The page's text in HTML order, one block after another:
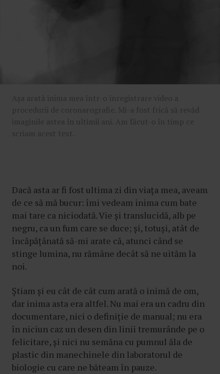
Așa arată inima mea într-o înregistrare video a
procedurii de coronarografie. Mi-a fost frică să revăd
imaginile astea în ultimii ani. Am făcut-o în timp ce
scriam acest text.
Dacă asta ar fi fost ultima zi din viața mea, aveam
de ce să mă bucur: îmi vedeam inima cum bate
mai tare ca niciodată. Vie și translucidă, alb pe
negru, ca un fum care se duce; și, totuși, atât de
încăpățânată să-mi arate că, atunci când se
stinge lumina, nu rămâne decât să ne uităm la
noi.
Știam și eu cât de cât cum arată o inimă de om,
dar inima asta era altfel. Nu mai era un cadru din
documentare, nici o definiție de manual; nu era
în niciun caz un desen din linii tremurânde pe o
felicitare, și nici nu semăna cu pumnul ăla de
plastic din manechinele din laboratorul de
biologie cu care ne băteam în pauze.